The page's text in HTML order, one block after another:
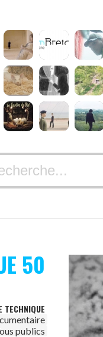
50
TECHNIQUE
publics